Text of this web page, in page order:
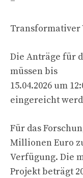
Transformativer
Die Anträge für
müssen bis
15.04.2026 um
eingereicht
Für das
Millionen Euro
Verfügung. Die
Projekt beträgt